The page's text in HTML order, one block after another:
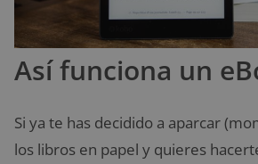
Así funciona un
Si ya te has decidido a aparcar
los libros en papel y quieres